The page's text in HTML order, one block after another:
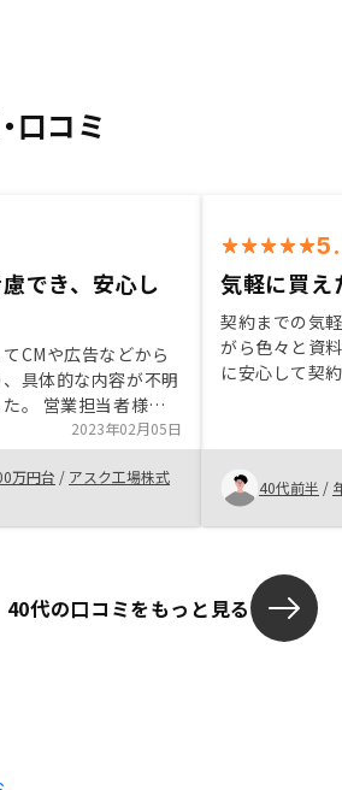
口コミ
でき、安心し
CMや広告などから
具体的な内容が不明
。 営業担当者様が
、私のペースに合わせ
っかりとリスクまで
そのリスクをテイク
、購入を決定しまし
でとても丁寧にアテ
2023年02月05日
万円台 / アスク工場株式
気軽に買え
契約までの気
がら色々と資
に安心して契
いにも是非薦
40代前半 /
40代の口コミをもっと見る